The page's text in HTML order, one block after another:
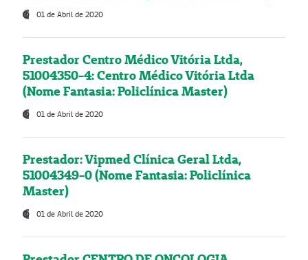
01 de Abril de 2020
Prestador Centro Médico Vitória Ltda,
51004350-4: Centro Médico Vitória Ltda
(Nome Fantasia: Policlínica Master)
01 de Abril de 2020
Prestador: Vipmed Clínica Geral Ltda,
51004349-0 (Nome Fantasia: Policlínica
Master)
01 de Abril de 2020